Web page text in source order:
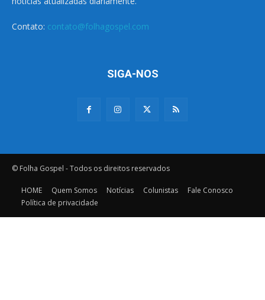
Contato: contato@folhagospel.com
SIGA-NOS
© Folha Gospel - Todos os direitos reservados
HOME Quem Somos Notícias Colunistas
Fale Conosco
Política de privacidade